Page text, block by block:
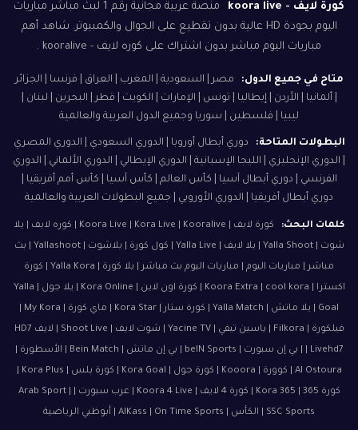
كورة لايف - koora live
منصة عربية مجانية رقم 1 لبث مباشر مباريات
اليوم بجودة HD عالية بدون تقطيع على الجوال والكمبيوتر. شاهد أهم
مباريات اليوم مباشر بدون اشتراك على كوره لايف - kooralive .
متاح في جميع الدول:
مصر | السعودية | المغرب | العراق | فرنسا | الجزائر
| ألمانيا | الأردن | إيطاليا | تونس | الإمارات | الكويت | قطر | البحرين | لبنان |
ليبيا | فلسطين | سوريا وجميع الدول العربية والعالمية
البطولات المتاحة:
دوري أبطال أوروبا | الدوري السعودي | الدوري المصري
| الدوري الإنجليزي | الليجا الإسبانية | الدوري الإيطالي | الدوري الألماني | الدوري
الفرنسي | دوري أبطال آسيا | كأس العالم | كأس آسيا | كأس أمم أفريقيا |
دوري أبطال أفريقيا | الدوري الأوروبي | جميع البطولات العربية والعالمية
كلمات البحث:
كورة لايف | Koora Live | Kora Live | Kooralive | كوره لايف | يلا
شوت | Yalla Shoot | يلا لايف | Yalla Live | كول كورة | يلاشوت | Yallashoot | بث
مباشر | مباريات اليوم | مباريات اليوم بث مباشر | يلا كورة | Yalla Kora | كورة
اكسترا | Koora Extra | cool kora | كورة اون لاين | Kora Online | يلا جول | Yalla
فيلكورة | Filkora | ياسين تيفي | Yacine TV | شوت لايف | Shoot Live | لايف HD7
| Livehd7 | بي إن سبورت | beIN Sports | بي إن ماتش | Bein Match | الأسطورة |
كورة 365 | Kora 365 | كورة 4 لايف | Koora 4 Live | عرب سبورت | Arab Sport |
SSC Sports | الكأس | AlKass | On Time Sports | أبوظبي الرياضية